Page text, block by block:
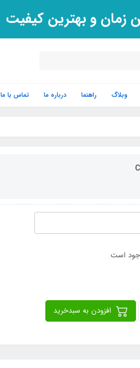
زمان و بهترین کیفیت
وبلاگ راهنما درباره ما تماس با ما